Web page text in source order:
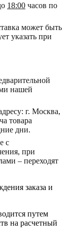
18:00 часов по
может быть
указать при
нашей
г. Москва,
товара
дни.
с
при
– переходят
заказа и
путем
на расчетный